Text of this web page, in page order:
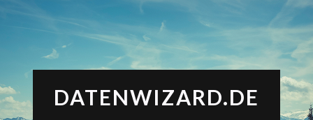
DATENWIZARD.DE